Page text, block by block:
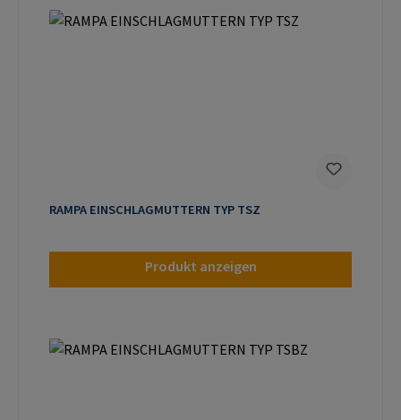
RAMPA EINSCHLAGMUTTERN TYP TSZ
Produkt anzeigen